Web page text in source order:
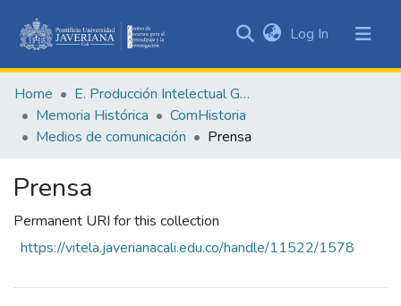
&
Collections
All of DSpace
Log In (current)
Home
E. Producción Intelectual General
Memoria Histórica
ComHistoria
Medios de comunicación
Prensa
Prensa
Permanent URI for this collection
https://vitela.javerianacali.edu.co/handle/11522/1578